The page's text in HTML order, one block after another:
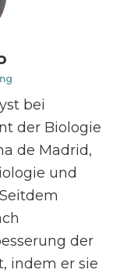
bei
der Biologie
de Madrid,
und
der
indem er sie